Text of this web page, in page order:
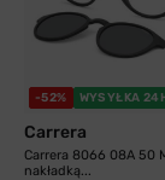
-52% WYSYŁKA
Carrera
Carrera 8066 08A 50
nakładką...